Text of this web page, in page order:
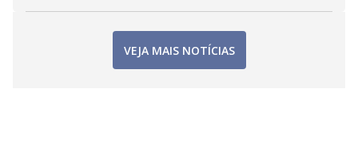
VEJA MAIS NOTÍCIAS